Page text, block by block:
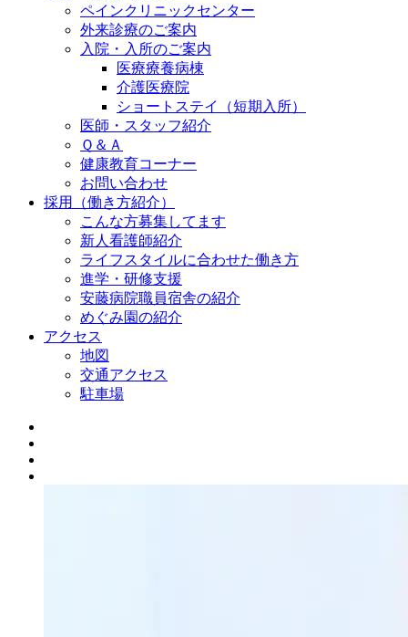
ペインクリニックセンター
外来診療のご案内
入院・入所のご案内
医療療養病棟
介護医療院
ショートステイ（短期入所）
医師・スタッフ紹介
Ｑ＆Ａ
健康教育コーナー
お問い合わせ
採用（働き方紹介）
こんな方募集してます
新人看護師紹介
ライフスタイルに合わせた働き方
進学・研修支援
安藤病院職員宿舎の紹介
めぐみ園の紹介
アクセス
地図
交通アクセス
駐車場